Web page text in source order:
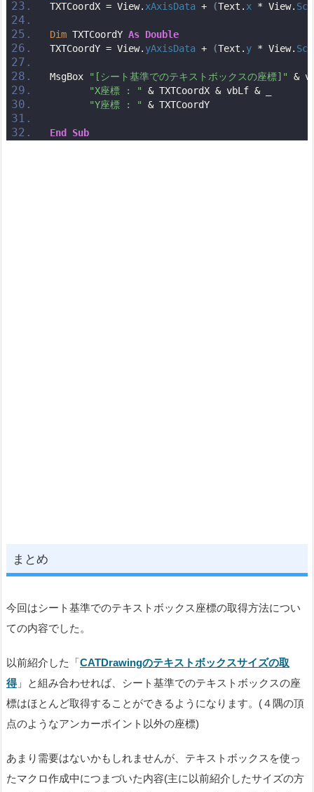
TXTCoordX = View. xAxisData + (Text. x * View.
Dim TXTCoordY As Double
TXTCoordY = View. yAxisData + (Text. y * View.
MsgBox "[シート基準でのテキストボックスの座標]"
&
"X座標 : "
& TXTCoordX & vbLf & _
"Y座標 : "
& TXTCoordY
End Sub
まとめ
今回はシート基準でのテキストボックス座標の取得方法につい
ての内容でした。
以前紹介した「CATDrawingのテキストボックスサイズの取
得」と組み合わせれば、シート基準でのテキストボックスの座
標はほとんど取得することができるようになります。(４隅の頂
点のようなアンカーポイント以外の座標)
あまり需要はないかもしれませんが、テキストボックスを使っ
たマクロ作成中につまづいた内容(主に以前紹介したサイズの方